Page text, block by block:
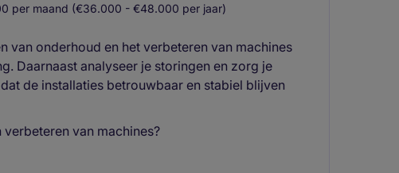
per maand (€36.000 - €48.000 per jaar)
onderhoud en het verbeteren van machines
Daarnaast analyseer je storingen en zorg je
de installaties betrouwbaar en stabiel blijven
van machines?